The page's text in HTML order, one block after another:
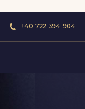
+40 722 394 904